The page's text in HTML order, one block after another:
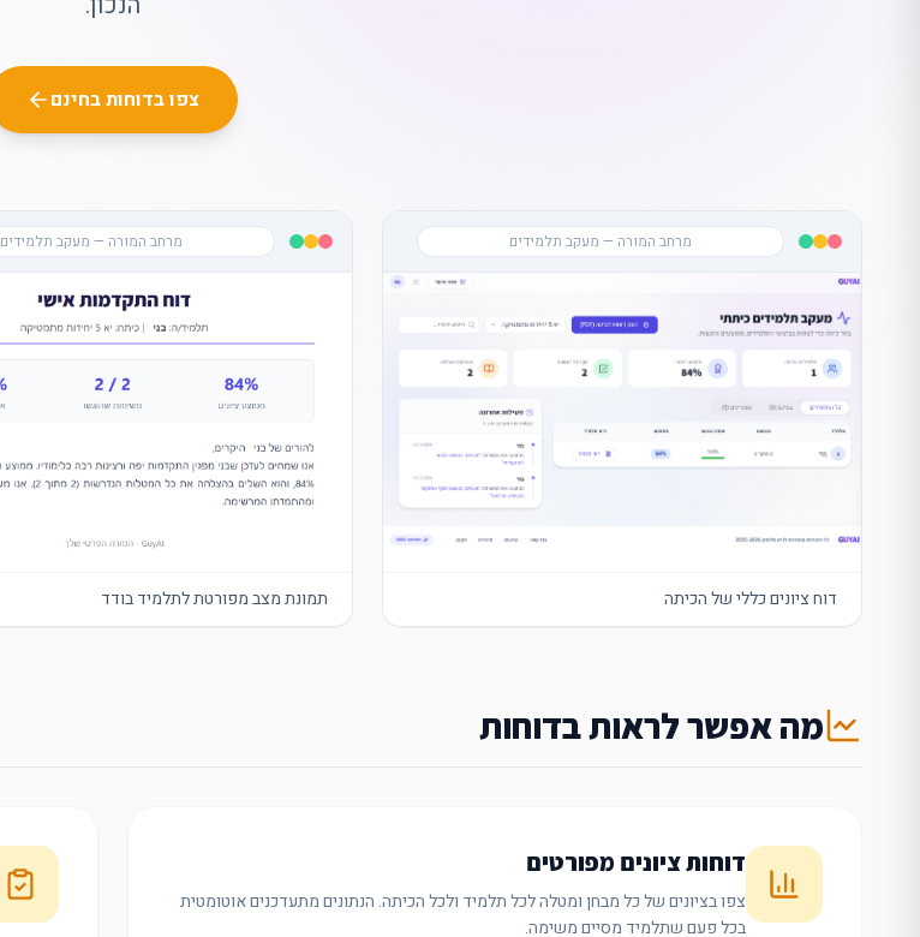
צפו בדוחות בחינם
מרחב המורה — מעקב תלמידים
דוח ציונים כללי של הכיתה
מרחב המורה — מעקב תלמידים
תמונת מצב מפורטת לתלמיד בודד
מה אפשר לראות בדוחות
דוחות ציונים מפורטים
צפו בציונים של כל מבחן ומטלה לכל תלמיד ולכל הכיתה. הנתונים מתעדכנים אוטומטית
בכל פעם שתלמיד מסיים משימה.